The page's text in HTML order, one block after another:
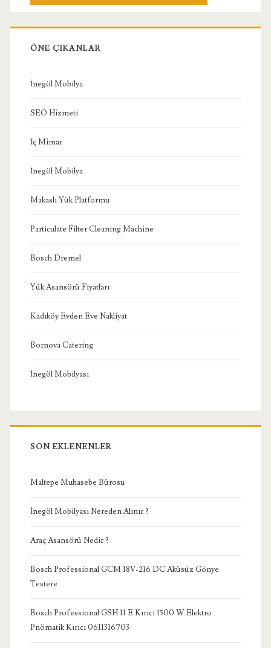
ÖNE ÇIKANLAR
İnegöl Mobilya
SEO Hizmeti
İç Mimar
İnegöl Mobilya
Makaslı Yük Platformu
Particulate Filter Cleaning Machine
Bosch Dremel
Yük Asansörü Fiyatları
Kadıköy Evden Eve Nakliyat
Bornova Catering
İnegöl Mobilyası
SON EKLENENLER
Maltepe Muhasebe Bürosu
İnegöl Mobilyası Nereden Alınır ?
Araç Asansörü Nedir ?
Bosch Professional GCM 18V-216 DC Aküsüz Gönye
Testere
Bosch Professional GSH 11 E Kırıcı 1500 W Elektro
Pnömatik Kırıcı 0611316703